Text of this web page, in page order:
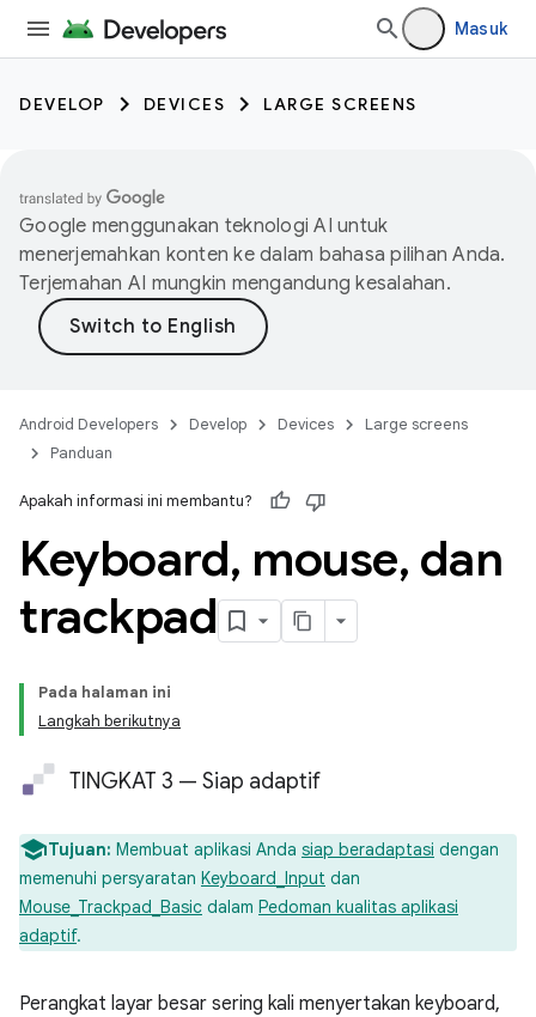
Masuk
DEVELOP DEVICES LARGE SCREENS
Google menggunakan teknologi AI untuk
menerjemahkan konten ke dalam bahasa pilihan Anda.
Terjemahan AI mungkin mengandung kesalahan.
Android Developers Develop Devices
Large screens
Panduan
Apakah informasi ini membantu?
Keyboard, mouse, dan
trackpad
Pada halaman ini
Langkah berikutnya
TINGKAT 3 — Siap adaptif
Tujuan: Membuat aplikasi Anda siap beradaptasi dengan
memenuhi persyaratan Keyboard_Input dan
Mouse_Trackpad_Basic dalam Pedoman kualitas aplikasi
adaptif.
Perangkat layar besar sering kali menyertakan keyboard,